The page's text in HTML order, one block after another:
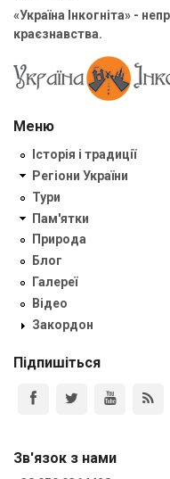
«Україна Інкогніта» -
краєзнавства.
Меню
Історія і традиції
Регіони України
Тури
Пам'ятки
Природа
Блог
Галереї
Відео
Закордон
Підпишіться
Зв'язок з нами